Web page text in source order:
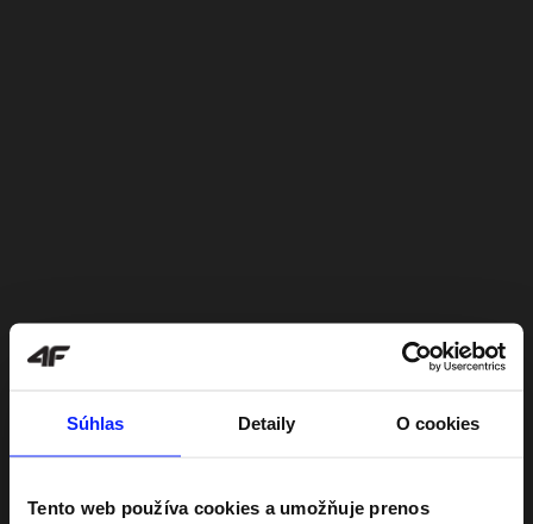
Súhlas Detaily O cookies
Tento web používa cookies a umožňuje prenos